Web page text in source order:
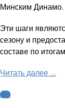
Минским Динамо.
Эти шаги
сезону и
составе по
Читать далее ...
КХЛ